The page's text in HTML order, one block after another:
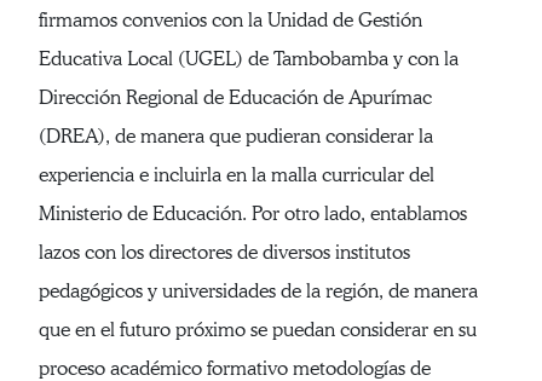
firmamos convenios con la Unidad de Gestión
Educativa Local (UGEL) de Tambobamba y con la
Dirección Regional de Educación de Apurímac
(DREA), de manera que pudieran considerar la
experiencia e incluirla en la malla curricular del
Ministerio de Educación. Por otro lado, entablamos
lazos con los directores de diversos institutos
pedagógicos y universidades de la región, de manera
que en el futuro próximo se puedan considerar en su
proceso académico formativo metodologías de